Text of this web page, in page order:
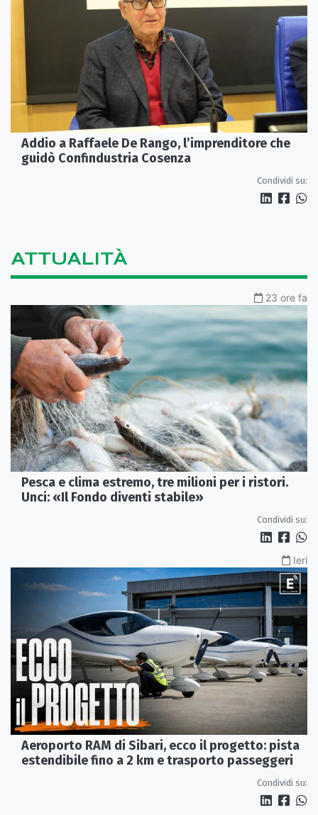
Addio a Raffaele De Rango, l’imprenditore che
guidò Confindustria Cosenza
Condividi su:
ATTUALITÀ
23 ore fa
Pesca e clima estremo, tre milioni per i ristori.
Unci: «Il Fondo diventi stabile»
Condividi su:
Ieri
Aeroporto RAM di Sibari, ecco il progetto: pista
estendibile fino a 2 km e trasporto passeggeri
Condividi su: